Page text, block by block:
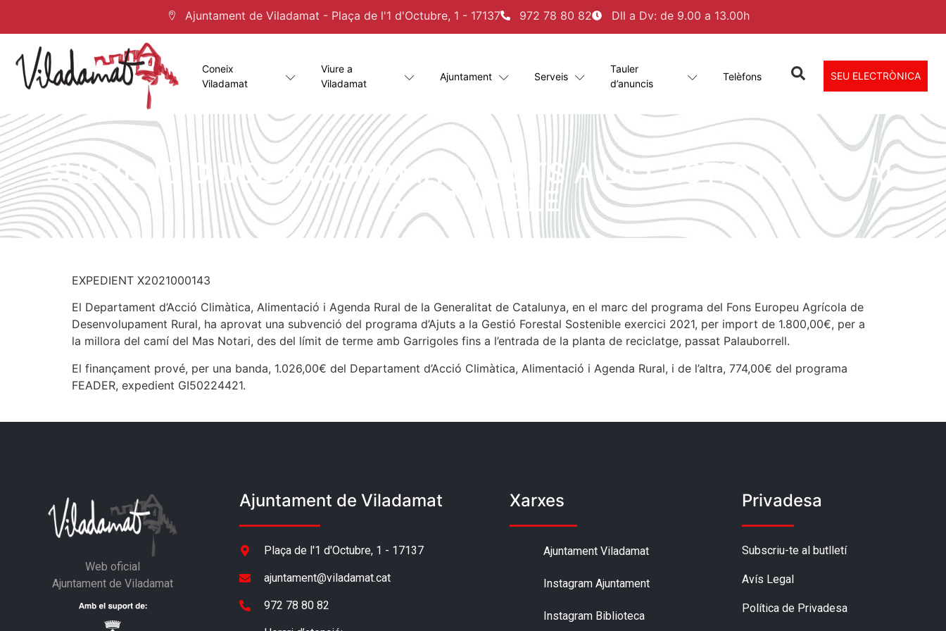
Ajuntament de Viladamat - Plaça de l'1 d'Octubre, 1 - 17137 972 78 80 82 Dll a Dv: de 9.00 a 13.00h
Coneix
Viladamat
Viure a
Viladamat
Ajuntament Serveis
Tauler
d’anuncis
Telèfons SEU ELECTRÒNICA
SUBVENCIÓ DEL PROGRAMA D’AJUTS A LA GESTIÓ FORESTAL
SOSTENIBLE
EXPEDIENT X2021000143
El Departament d’Acció Climàtica, Alimentació i Agenda Rural de la Generalitat de Catalunya, en el marc del programa del Fons Europeu Agrícola de
Desenvolupament Rural, ha aprovat una subvenció del programa d’Ajuts a la Gestió Forestal Sostenible exercici 2021, per import de 1.800,00€, per a
la millora del camí del Mas Notari, des del límit de terme amb Garrigoles fins a l’entrada de la planta de reciclatge, passat Palauborrell.
El finançament prové, per una banda, 1.026,00€ del Departament d’Acció Climàtica, Alimentació i Agenda Rural, i de l’altra, 774,00€ del programa
FEADER, expedient GI50224421.
Web oficial
Ajuntament de Viladamat
Ajuntament de Viladamat
Plaça de l'1 d'Octubre, 1 - 17137
ajuntament@viladamat.cat
972 78 80 82
Xarxes
Ajuntament Viladamat
Instagram Ajuntament
Instagram Biblioteca
Privadesa
Subscriu-te al butlletí
Avís Legal
Política de Privadesa